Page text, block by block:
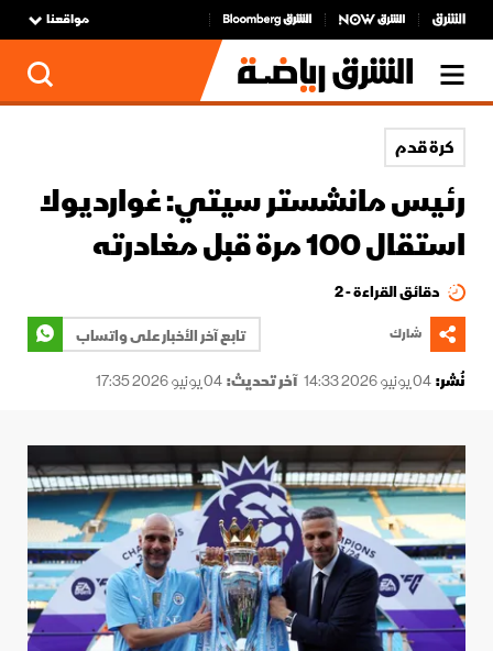
مواقعنا
كرة قدم
رئيس مانشستر سيتي: غوارديولا
استقال 100 مرة قبل مغادرته
دقائق القراءة - 2
شارك
تابع آخر الأخبار على واتساب
نُشر:04 يونيو 2026 14:33 آخر تحديث:04 يونيو 2026 17:35